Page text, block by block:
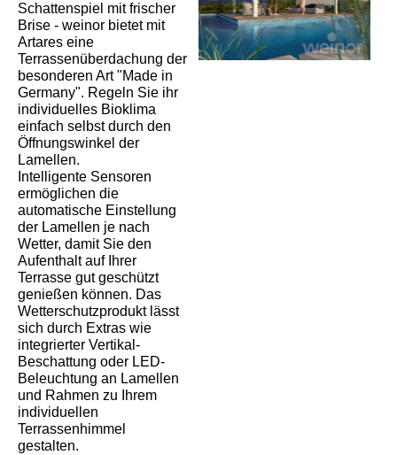
Schattenspiel mit frischer
Brise - weinor bietet mit
Artares eine
Terrassenüberdachung der
besonderen Art "Made in
Germany". Regeln Sie ihr
individuelles Bioklima
einfach selbst durch den
Öffnungswinkel der
Lamellen.
Intelligente Sensoren
ermöglichen die
automatische Einstellung
der Lamellen je nach
Wetter, damit Sie den
Aufenthalt auf Ihrer
Terrasse gut geschützt
genießen können. Das
Wetterschutzprodukt lässt
sich durch Extras wie
integrierter Vertikal-
Beschattung oder LED-
Beleuchtung an Lamellen
und Rahmen zu Ihrem
individuellen
Terrassenhimmel
gestalten.